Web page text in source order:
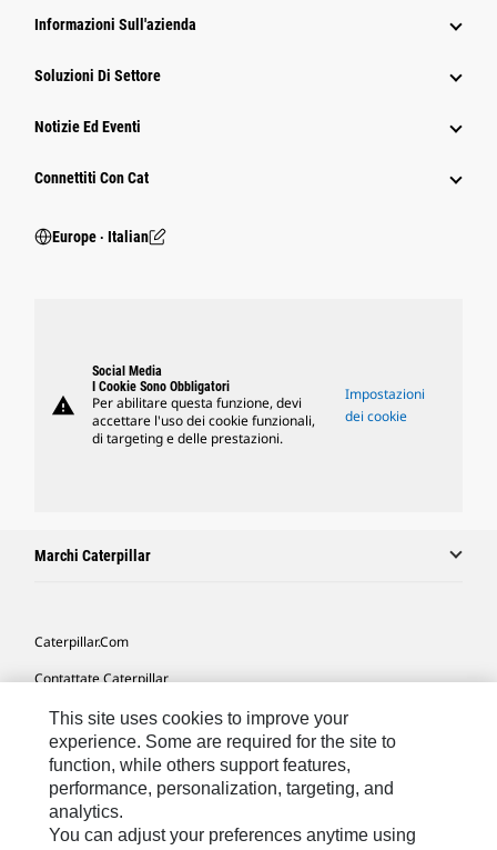
Informazioni Sull'azienda
Soluzioni Di Settore
Notizie Ed Eventi
Connettiti Con Cat
Europe ‧ Italian
warning
Social Media
I Cookie Sono Obbligatori
Per abilitare questa funzione, devi
accettare l'uso dei cookie funzionali,
di targeting e delle prestazioni.
Impostazioni
dei cookie
Marchi Caterpillar
Caterpillar.com
Contattate Caterpillar
Le Mie Preferenze Di Marketing
Mappa Del Sito
Cookie Settings
Informazioni Legali
This site uses cookies to improve your
experience. Some are required for the site to
function, while others support features,
performance, personalization, targeting, and
analytics.
You can adjust your preferences anytime using